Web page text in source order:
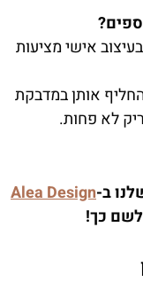
אישי מציעות
אותן במדבקת
לא פחות.
ב-Alea Design
לשם כך!